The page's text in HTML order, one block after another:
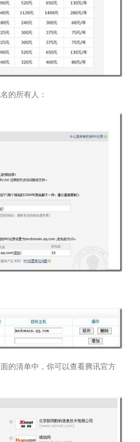
的所有人：
的清单中，你可以查看腾讯官方